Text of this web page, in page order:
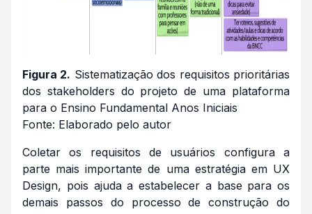
Figura 2. Sistematização dos requisitos prioritárias
dos stakeholders do projeto de uma plataforma
para o Ensino Fundamental Anos Iniciais
Fonte: Elaborado pelo autor
Coletar os requisitos de usuários configura a
parte mais importante de uma estratégia em UX
Design, pois ajuda a estabelecer a base para os
demais passos do processo de construção do